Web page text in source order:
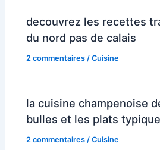
decouvrez les recettes
du nord pas de calais
2 commentaires /Cuisine
la cuisine champenoise
bulles et les plats
2 commentaires /Cuisine